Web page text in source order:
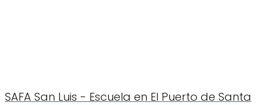
SAFA San Luis - Escuela en El Puerto de Santa